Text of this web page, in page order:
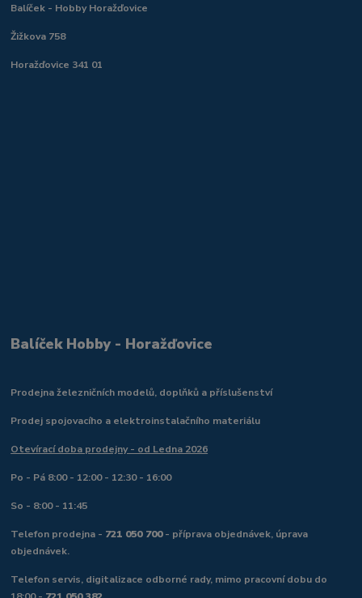
Balíček - Hobby Horažďovice
Žižkova 758
Horažďovice 341 01
Balíček Hobby - Horažďovice
Prodejna železničních modelů, doplňků a příslušenství
Prodej spojovacího a elektroinstalačního materiálu
Otevírací doba prodejny - od Ledna 2026
Po - Pá 8:00 - 12:00 - 12:30 - 16:00
So - 8:00 - 11:45
Telefon prodejna - 721 050 700- příprava objednávek, úprava
objednávek.
Telefon servis, digitalizace odborné rady, mimo pracovní dobu do